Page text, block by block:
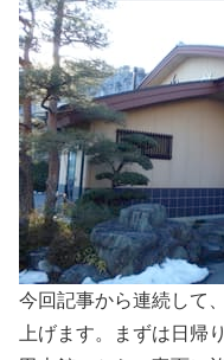
今回記事から連続して
上げます。まずは日